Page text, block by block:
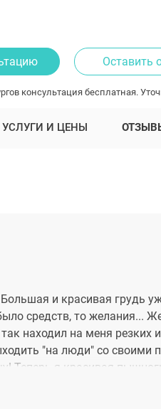
Оставить
консультация бесплатная.
УСЛУГИ И ЦЕНЫ
и красивая грудь
средств, то желания...
находил на меня резких
"на люди" со своими
Теперь я красивая